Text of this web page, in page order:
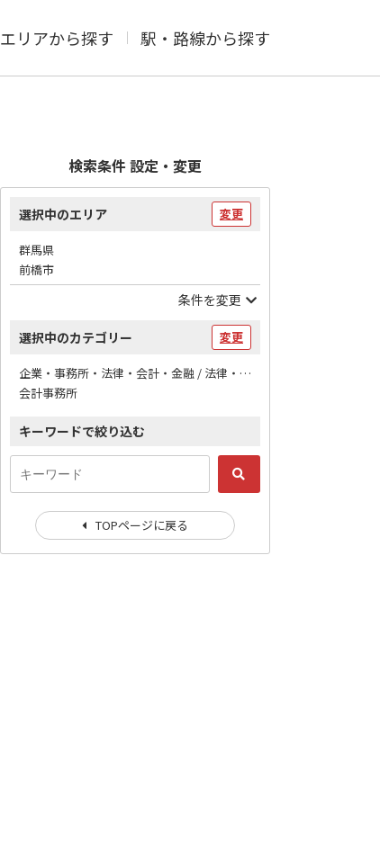
エリアから探す 駅・路線から探す
検索条件 設定・変更
選択中のエリア 変更
群馬県
前橋市
条件を変更
選択中のカテゴリー 変更
企業・事務所・法律・会計・金融 / 法律・会計
会計事務所
キーワードで絞り込む
TOPページに戻る